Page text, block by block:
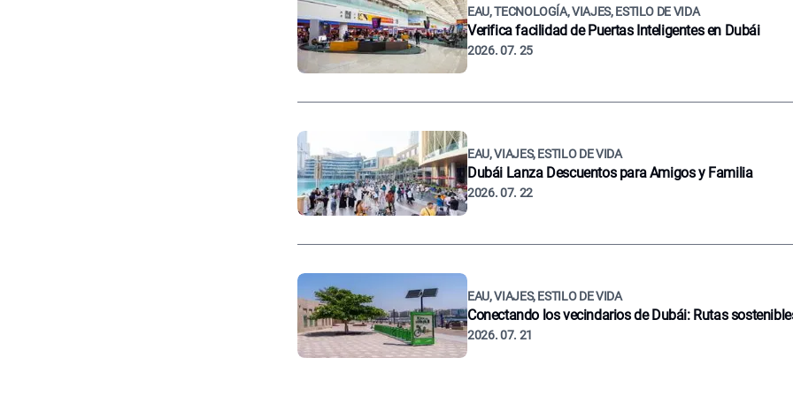
EAU, TECNOLOGÍA, VIAJES, ESTILO DE VIDA
Verifica facilidad de Puertas Inteligentes en Dubái
2026. 07. 25
EAU, VIAJES, ESTILO DE VIDA
Dubái Lanza Descuentos para Amigos y Familia
2026. 07. 22
EAU, VIAJES, ESTILO DE VIDA
Conectando los vecindarios de Dubái: Rutas
2026. 07. 21